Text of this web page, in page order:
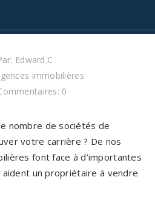
Edward.C
immobilières
0
nombre de sociétés de
votre carrière ? De nos
font face à d’importantes
un propriétaire à vendre